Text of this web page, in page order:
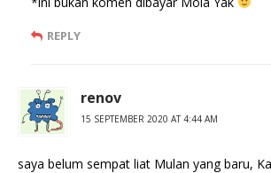
REPLY
renov
15 SEPTEMBER 2020 AT 4:44 AM
saya belum sempat liat Mulan yang baru,